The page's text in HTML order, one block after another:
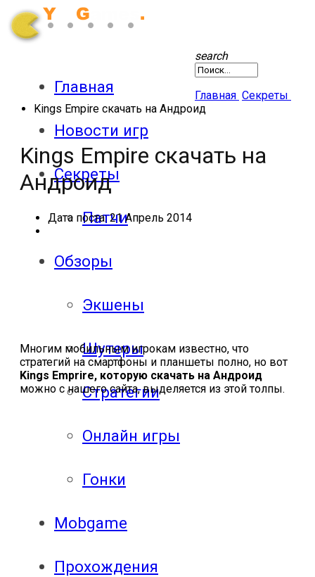
Главная
Новости игр
Секреты
Патчи
Обзоры
Экшены
Шутеры
Стратегии
Онлайн игры
Гонки
Mobgame
Прохождения
search
Главная Секреты
Kings Empire скачать на Андроид
Kings Empire скачать на
Андроид
Дата поста:21 Апрель 2014
Многим мобильным игрокам известно, что
стратегий на смартфоны и планшеты полно, но вот
Kings Emprire, которую скачать на Андроид
можно с нашего сайта, выделяется из этой толпы.